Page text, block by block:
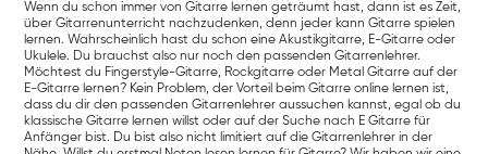
Wenn du schon immer von Gitarre lernen geträumt hast, dann ist es Zeit,
über Gitarrenunterricht nachzudenken, denn jeder kann Gitarre spielen
lernen. Wahrscheinlich hast du schon eine Akustikgitarre, E-Gitarre oder
Ukulele. Du brauchst also nur noch den passenden Gitarrenlehrer.
Möchtest du Fingerstyle-Gitarre, Rockgitarre oder Metal Gitarre auf der
E-Gitarre lernen? Kein Problem, der Vorteil beim Gitarre online lernen ist,
dass du dir den passenden Gitarrenlehrer aussuchen kannst, egal ob du
klassische Gitarre lernen willst oder auf der Suche nach E Gitarre für
Anfänger bist. Du bist also nicht limitiert auf die Gitarrenlehrer in der